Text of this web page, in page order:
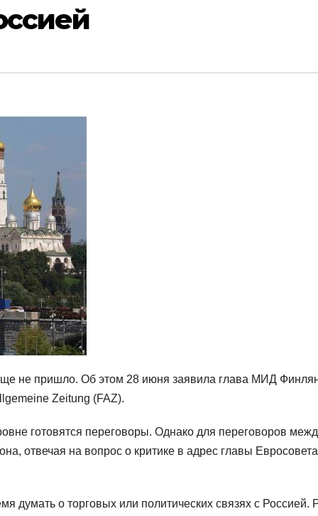
не пришло. Об этом 28 июня заявила глава МИД
Zeitung (FAZ).
готовятся переговоры. Однако для переговоров
отвечая на вопрос о критике в адрес главы Евросовета
думать о торговых или политических связях с Россией.